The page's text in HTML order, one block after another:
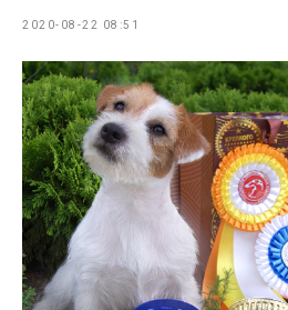
2020-08-22 08:51